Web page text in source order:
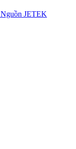
Nguồn JETEK